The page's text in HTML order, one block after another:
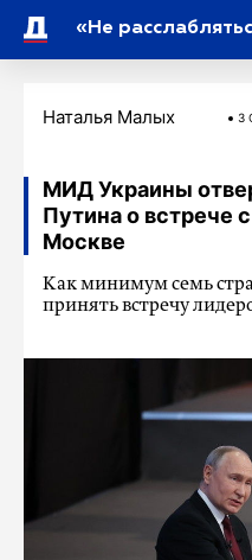
Наталья Малых 3
МИД Украины
Путина о встрече
Москве
Как минимум семь
принять встречу